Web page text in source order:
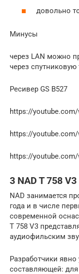
довольно
Минусы
через LAN можно
через спутниковую
Ресивер GS B527
https://youtube.com/
https://youtube.com/
https://youtube.com/
3 NAD T 758 V3
NAD занимается
года и в числе
современной
T 758 V3
аудиофильским
Разработчики
составляющей: для